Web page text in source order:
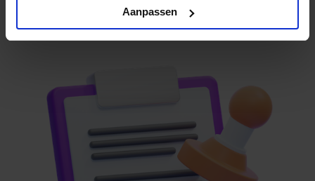
Aanpassen
040 – 214 00 80ofinfo@vekabest.nl